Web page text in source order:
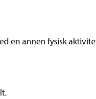
en annen fysisk